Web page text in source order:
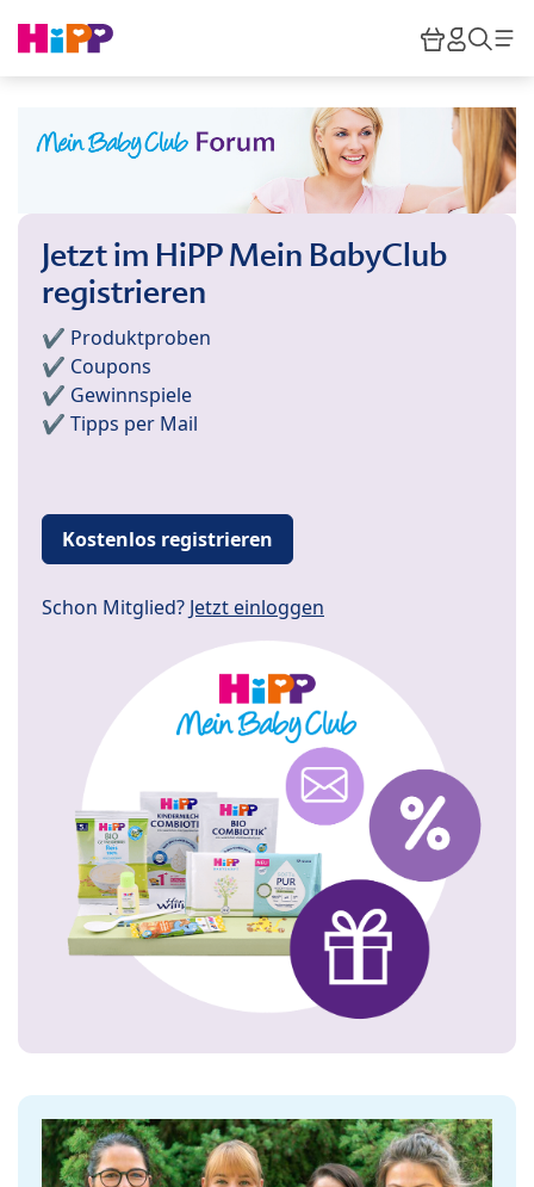
HiPP
Jetzt im HiPP Mein BabyClub
registrieren
✔️ Produktproben
✔️ Coupons
✔️ Gewinnspiele
✔️ Tipps per Mail
Kostenlos registrieren
Schon Mitglied? Jetzt einloggen